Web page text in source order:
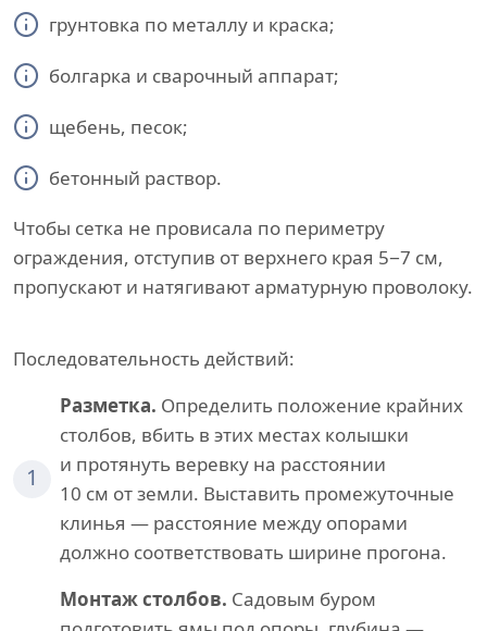
грунтовка по металлу и краска;
болгарка и сварочный аппарат;
щебень, песок;
бетонный раствор.
Чтобы сетка не провисала по периметру
ограждения, отступив от верхнего края 5−7 см,
пропускают и натягивают арматурную проволоку.
Последовательность действий:
1
Разметка. Определить положение крайних
столбов, вбить в этих местах колышки
и протянуть веревку на расстоянии
10 см от земли. Выставить промежуточные
клинья — расстояние между опорами
должно соответствовать ширине прогона.
Монтаж столбов. Садовым буром